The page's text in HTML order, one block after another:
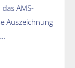
AMS-
Auszeichnung